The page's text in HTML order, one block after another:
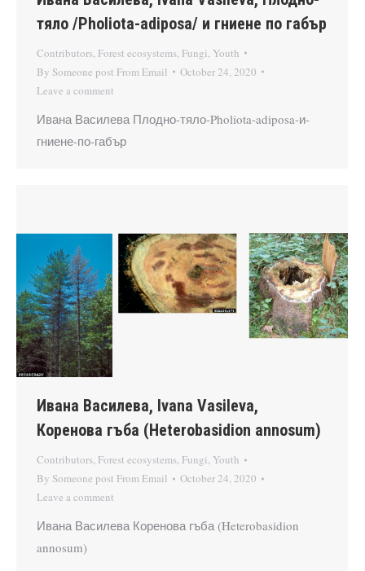
тяло /Pholiota-adiposa/ и гниене по габър
Contributors, Forest ecosystems, Fungi, Youth
By Someone post From Email
October 24, 2020
Leave a comment
Ивана Василева Плодно-тяло-Pholiota-adiposa-и-
гниене-по-габър
Ивана Василева, Ivana Vasileva,
Коренова гъба (Heterobasidion annosum)
Contributors, Forest ecosystems, Fungi, Youth
By Someone post From Email
October 24, 2020
Leave a comment
Ивана Василева Коренова гъба (Heterobasidion
annosum)